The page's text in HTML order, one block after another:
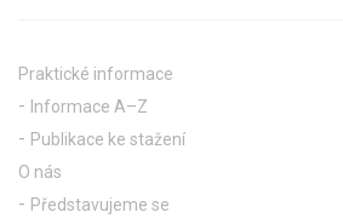
Praktické informace
Informace A–Z
Publikace ke stažení
O nás
Představujeme se